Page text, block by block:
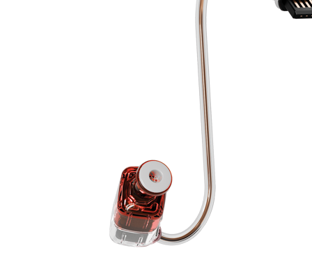
De Oticon Intent is het nieuwste hoorapparaat van dit moment.